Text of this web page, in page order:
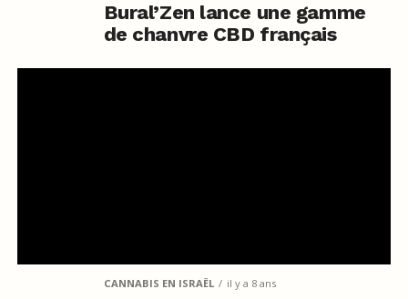
Bural’Zen lance une gamme
de chanvre CBD français
CANNABIS EN ISRAËL il y a 8 ans